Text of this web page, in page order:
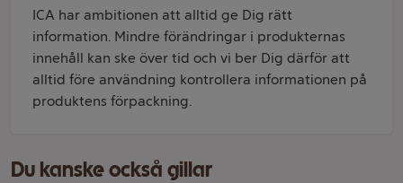
ICA har ambitionen att alltid ge Dig rätt
information. Mindre förändringar i produkternas
innehåll kan ske över tid och vi ber Dig därför att
alltid före användning kontrollera informationen på
produktens förpackning.
Du kanske också gillar